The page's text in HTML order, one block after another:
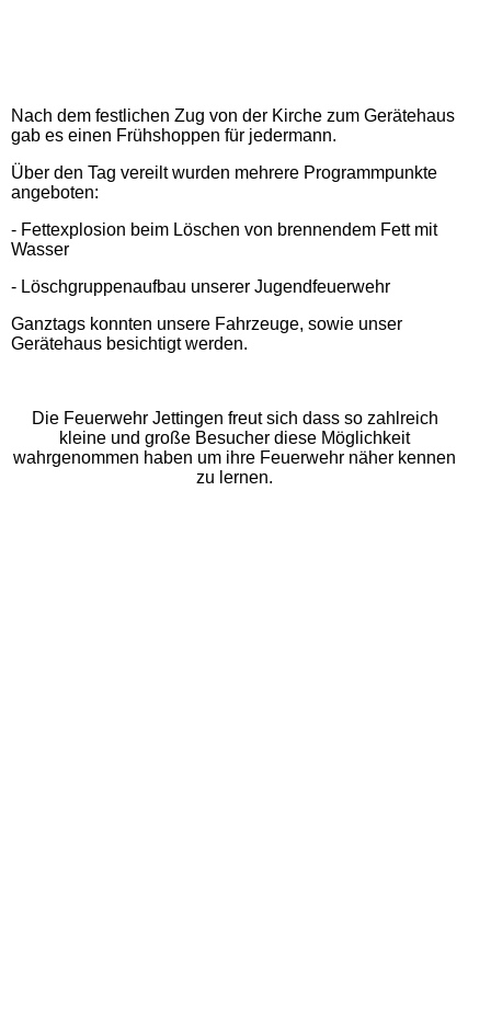
Nach dem festlichen Zug von der Kirche zum Gerätehaus
gab es einen Frühshoppen für jedermann.
Über den Tag vereilt wurden mehrere Programmpunkte
angeboten:
- Fettexplosion beim Löschen von brennendem Fett mit
Wasser
- Löschgruppenaufbau unserer Jugendfeuerwehr
Ganztags konnten unsere Fahrzeuge, sowie unser
Gerätehaus besichtigt werden.
Die Feuerwehr Jettingen freut sich dass so zahlreich
kleine und große Besucher diese Möglichkeit
wahrgenommen haben um ihre Feuerwehr näher kennen
zu lernen.